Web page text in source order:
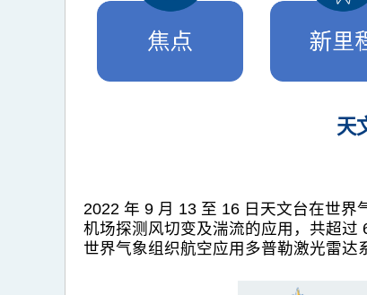
天
2022 年 9 月 13 至 16 日天文台在世界
机场探测风切变及湍流的应用，共超
世界气象组织航空应用多普勒激光雷达